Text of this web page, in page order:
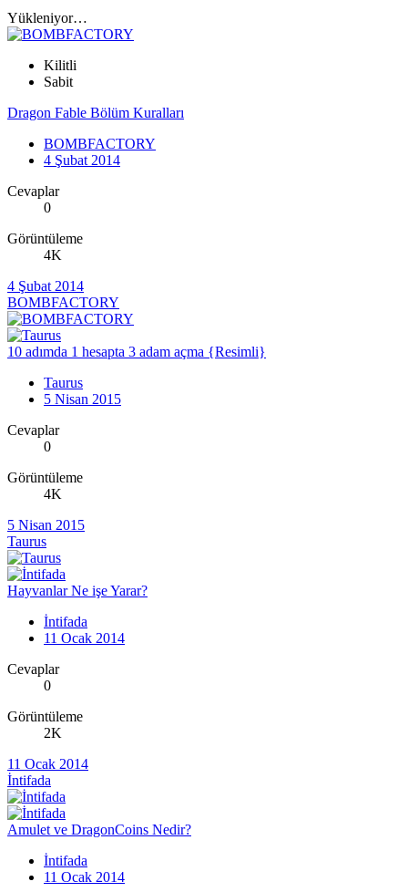
Yükleniyor…
Kilitli
Sabit
Dragon Fable Bölüm Kuralları
BOMBFACTORY
4 Şubat 2014
Cevaplar
0
Görüntüleme
4K
4 Şubat 2014
BOMBFACTORY
10 adımda 1 hesapta 3 adam açma {Resimli}
Taurus
5 Nisan 2015
Cevaplar
0
Görüntüleme
4K
5 Nisan 2015
Taurus
Hayvanlar Ne işe Yarar?
İntifada
11 Ocak 2014
Cevaplar
0
Görüntüleme
2K
11 Ocak 2014
İntifada
Amulet ve DragonCoins Nedir?
İntifada
11 Ocak 2014